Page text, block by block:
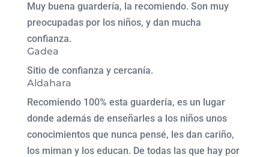
Muy buena guardería, la recomiendo. Son muy
preocupadas por los niños, y dan mucha
confianza.
Gadea
Sitio de confianza y cercanía.
Aldahara
Recomiendo 100% esta guardería, es un lugar
donde además de enseñarles a los niños unos
conocimientos que nunca pensé, les dan cariño,
los miman y los educan. De todas las que hay por